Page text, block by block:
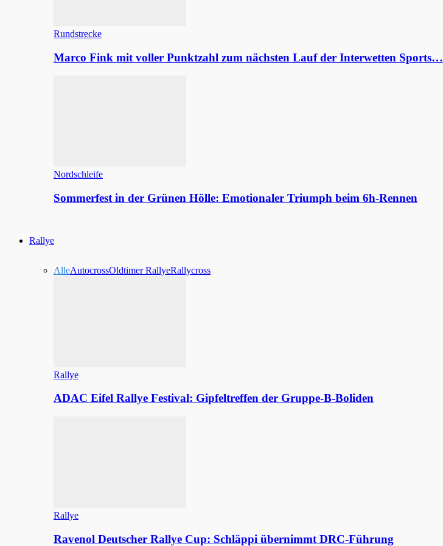
Rundstrecke
Marco Fink mit voller Punktzahl zum nächsten Lauf der Interwetten Sports…
Nordschleife
Sommerfest in der Grünen Hölle: Emotionaler Triumph beim 6h-Rennen
Rallye
AlleAutocrossOldtimer RallyeRallycross
Rallye
ADAC Eifel Rallye Festival: Gipfeltreffen der Gruppe-B-Boliden
Rallye
Ravenol Deutscher Rallye Cup: Schläppi übernimmt DRC-Führung